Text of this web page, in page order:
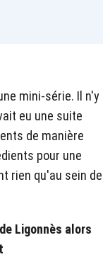
mini-série. Il n'y
eu une suite
de manière
pour une
rien qu'au sein de
Ligonnès alors